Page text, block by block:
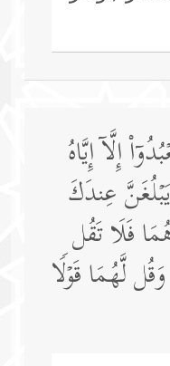
إِلَّاۤ إِیَّاهُ
عِندَكَ
فَلَا تَقُل
لَّهُمَا قَوۡلࣰا